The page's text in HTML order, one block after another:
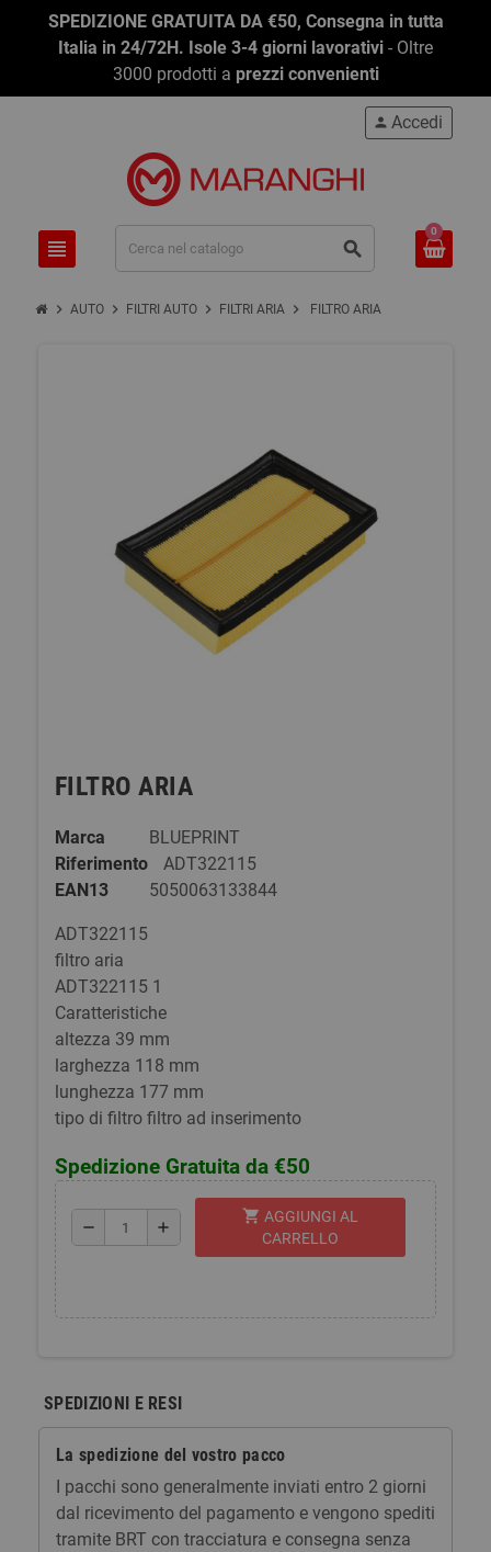
SPEDIZIONE GRATUITA DA €50, Consegna in tutta
Italia in 24/72H. Isole 3-4 giorni lavorativi - Oltre
3000 prodotti a prezzi convenienti
view_headline search
person Accedi
0
chevron_right AUTO chevron_right FILTRI AUTO chevron_right FILTRI ARIA chevron_right FILTRO ARIA
FILTRO ARIA
Marca
BLUEPRINT
Riferimento
ADT322115
EAN13
5050063133844
ADT322115
filtro aria
ADT322115 1
Caratteristiche
altezza 39 mm
larghezza 118 mm
lunghezza 177 mm
tipo di filtro filtro ad inserimento
Spedizione Gratuita da €50
remove add
shopping_cart AGGIUNGI AL
CARRELLO
SPEDIZIONI E RESI
La spedizione del vostro pacco
I pacchi sono generalmente inviati entro 2 giorni
dal ricevimento del pagamento e vengono spediti
tramite BRT con tracciatura e consegna senza